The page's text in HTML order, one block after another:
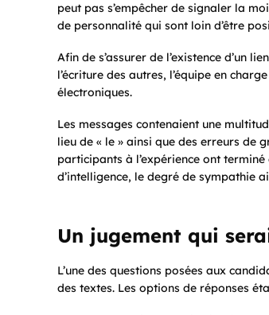
peut pas s’empêcher de signaler la
de personnalité qui sont loin d’être
Afin de s’assurer de l’existence d’un
l’écriture des autres, l’équipe en
électroniques.
Les messages contenaient une
lieu de « le » ainsi que des erreurs de
participants à l’expérience ont
d’intelligence, le degré de sympathie
Un jugement qui
L’une des questions posées aux
des textes. Les options de réponses